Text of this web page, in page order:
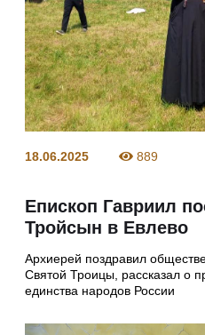
18.06.2025 889
Епископ Гавриил
Тройсын в Евлево
Архиерей поздравил
Святой Троицы, рассказал о
единства народов России